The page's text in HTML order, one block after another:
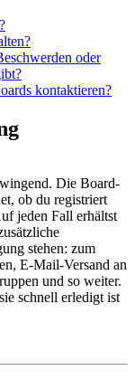
oder
kontaktieren?
Die Board-
ob du registriert
jeden Fall erhältst
stehen: zum
E-Mail-Versand an
und so weiter.
schnell erledigt ist